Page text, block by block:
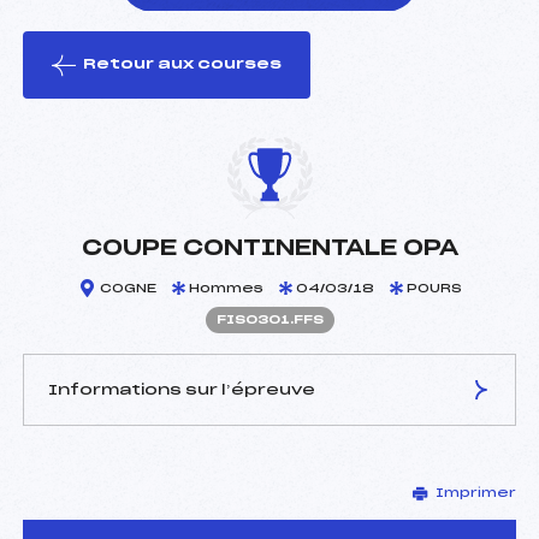
le ski
Retour aux courses
COUPE CONTINENTALE OPA
COGNE Hommes 04/03/18 POURS
FIS0301.FFS
Informations sur l’épreuve
–
D.T Adjoint :
–
Imprimer